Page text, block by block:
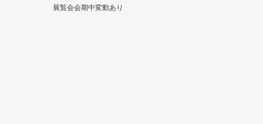
展覧会会期中変動あり